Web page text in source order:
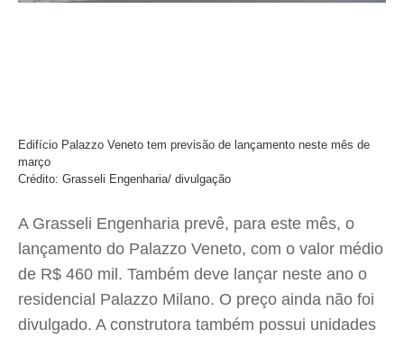
Edifício Palazzo Veneto tem previsão de lançamento neste mês de
março
Crédito: Grasseli Engenharia/ divulgação
A Grasseli Engenharia prevê, para este mês, o
lançamento do Palazzo Veneto, com o valor médio
de R$ 460 mil. Também deve lançar neste ano o
residencial Palazzo Milano. O preço ainda não foi
divulgado. A construtora também possui unidades